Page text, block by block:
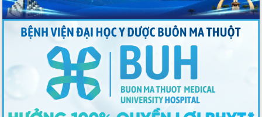
Xã Ea Phê gắn cải cách hành chính với
chuyển đổi số
Phó Chủ tịch Thường trực UBND tỉnh
Hồ Thị Nguyên Thảo làm việc tại Trung
tâm Phục vụ hành chính công xã Ea
Phê
Xây dựng nền hành chính số đồng
hành cùng nông dân dân, doanh nghiệp
Giai đoạn 2026-2030, Đắk Lắk phấn